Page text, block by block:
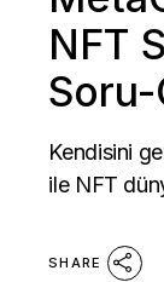
NFT
Kendisini
ile NFT
SHARE